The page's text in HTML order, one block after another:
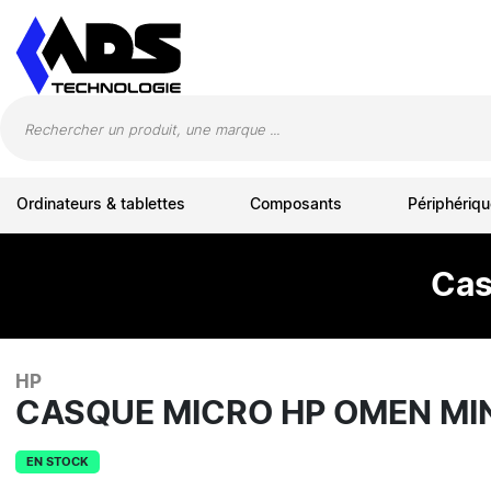
Ordinateurs & tablettes Composants
HP
CASQUE MICRO HP OMEN
EN STOCK